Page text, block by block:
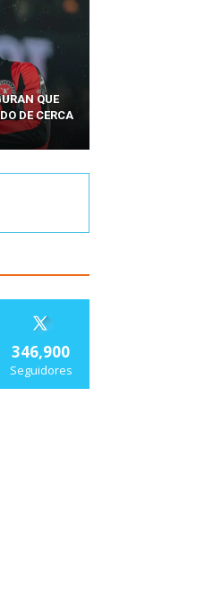
QUE
DE CERCA
346,900
Seguidores